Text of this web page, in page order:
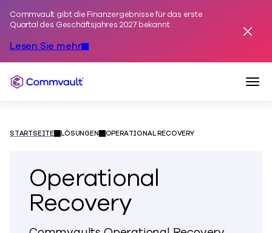
Zum Inhalt springen
Commvault gibt die Finanzergebnisse für das erste
Quartal des Geschäftsjahres 2027 bekannt
Lesen Sie mehr
Alarm
Commvault
STARTSEITE LÖSUNGEN OPERATIONAL RECOVERY
Operational
Recovery